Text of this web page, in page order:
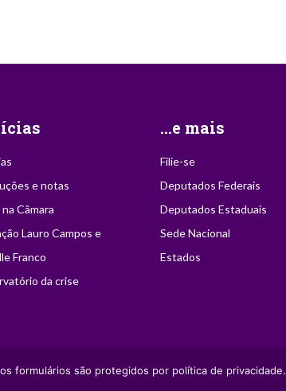
e notas
Câmara
Lauro Campos e
Franco
da crise
...e mais
Filie-se
Deputados Federais
Deputados Estaduais
Sede Nacional
Estados
formulários são protegidos por política de privacidade.